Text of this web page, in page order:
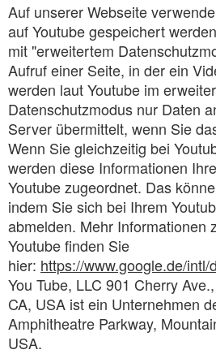
Auf unserer Webseite
auf Youtube gespeichert
mit "erweitertem
Aufruf einer Seite, in der ein
werden laut Youtube im
Datenschutzmodus nur Daten
Server übermittelt, wenn Sie
Wenn Sie gleichzeitig bei
werden diese Informationen
Youtube zugeordnet. Das
indem Sie sich bei Ihrem
abmelden. Mehr Informationen
Youtube finden Sie
hier: https://www.google.de/
You Tube, LLC 901 Cherry
CA, USA ist ein Unternehmen
Amphitheatre Parkway,
USA.